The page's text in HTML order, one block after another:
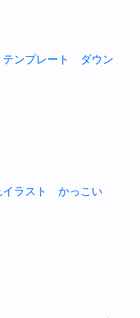
ンプレート ダウン
ラスト かっこい